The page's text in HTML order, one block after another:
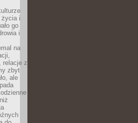
życia i
go
i
na
relacje z
zbyt
ale